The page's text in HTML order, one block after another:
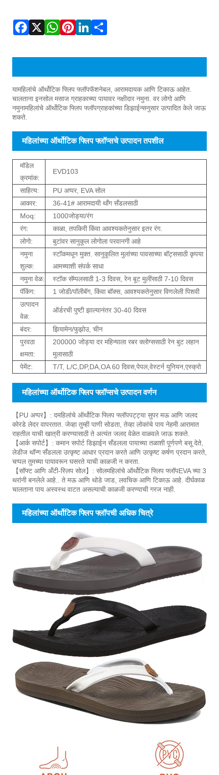
महिलांच्या ऑर्थोटिक फ्लिप फ्लॉप्सचे उत्पादन परिचय
यामहिलांचे ऑर्थोटिक फ्लिप फ्लॉपफॅशनेबल, आरामदायक आणि टिकाऊ आहेत.
चालताना इनसोल मसाज ग्राहकाच्या पायावर नक्षीदार नमुना. वर लोगो आणि
नमुनामहिलांचे ऑर्थोटिक फ्लिप फ्लॉपग्राहकांच्या डिझाईन्सनुसार उत्पादित केले जाऊ
शकते.
महिलांच्या ऑर्थोटिक फ्लिप फ्लॉप्सचे उत्पादन तपशील
मॉडेल
क्रमांक:
EVD103
साहित्य:
PU अप्पर, EVA सोल
आकार:
36-41# आरामदायी थाँग सँडलसाठी
Moq:
1000जोड्या/रंग
रंग:
काळा, तपकिरी किंवा आवश्यकतेनुसार इतर रंग.
लोगो:
बुटांवर सानुकूल लोगोला परवानगी आहे
नमुना
शुल्क:
स्टॉकमधून मुक्त. सानुकूलित मुलांच्या पावसाच्या बॉट्ससाठी कृपया
आमच्याशी संपर्क साधा
नमुना वेळ:
स्टॉक सॅम्पलसाठी 1-3 दिवस, रेन बूट मुलींसाठी 7-10 दिवस
पॅकिंग:
1 जोडी/पॉलीबॅग, किंवा बॉक्स, आवश्यकतेनुसार विणलेली पिशवी
उत्पादन
वेळ:
ऑर्डरची पुष्टी झाल्यानंतर 30-40 दिवस
बंदर:
झियामेन/फुझोउ, चीन
पुरवठा
क्षमता:
200000 जोड्या दर महिन्याला रबर क्लोग्ससाठी रेन बुट लहान
मुलासाठी
पेमेंट:
T/T, L/C,DP,DA,OA 60 दिवस,पेपल,वेस्टर्न युनियन,एस्क्रो
महिलांच्या ऑर्थोटिक फ्लिप फ्लॉप्सचे उत्पादन वर्णन
【PU अप्पर】: दमहिलांचे ऑर्थोटिक फ्लिप फ्लॉपपट्ट्या सुपर मऊ आणि जलद
कोरडे लेदर वापरतात. जेव्हा तुम्ही पाणी सोडता, तेव्हा लोकांचे पाय नेहमी आरामात
राहतील याची खात्री करण्यासाठी ते अत्यंत जलद वेळेत वाळवले जाऊ शकते.
【आर्क सपोर्ट】: कमान सपोर्ट डिझाईन सँडलला पायाच्या तळाशी पूर्णपणे बसू देते,
लेडीज थॉन्ग सँडलला उत्कृष्ट आधार प्रदान करते आणि उत्कृष्ट कर्षण प्रदान करते,
चप्पल तुमच्या पायावरून घसरते याची काळजी न करता.
【सॉफ्ट आणि अँटी-स्लिप सोल】: सोलमहिलांचे ऑर्थोटिक फ्लिप फ्लॉपEVA च्या 3
थरांनी बनलेले आहे.. ते मऊ आणि थोडे जाड, लवचिक आणि टिकाऊ आहे. दीर्घकाळ
चालताना पाय अस्वस्थ वाटत असल्याची काळजी करण्याची गरज नाही.
महिलांच्या ऑर्थोटिक फ्लिप फ्लॉपची अधिक चित्रे